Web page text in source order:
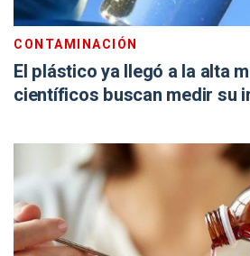
CONTAMINACIÓN
El plástico ya llegó a la alta
científicos buscan medir su